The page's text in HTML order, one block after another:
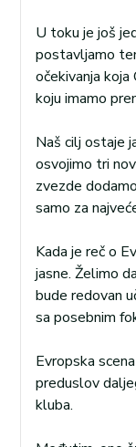
U toku je još
postavljamo
očekivanja
koju imamo
Naš cilj ostaje
osvojimo tri
zvezde
samo za
Kada je reč o
jasne. Želimo
bude redovan
sa posebnim
Evropska
preduslov
kluba.